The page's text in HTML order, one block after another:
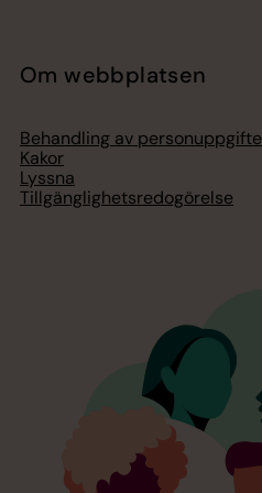
Om webbplatsen
Behandling av
Kakor
Lyssna
Tillgänglighetsredogörelse